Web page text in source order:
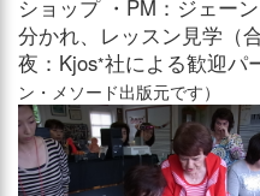
ショップ ・PM：ジェー
分かれ、レッスン見学（
夜：Kjos*社による歓迎パ
ン・メソード出版元です）